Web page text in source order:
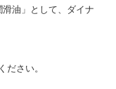
油」として、ダイナ
ださい。